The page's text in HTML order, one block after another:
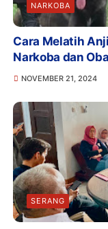
NARKOBA
Cara Melatih
Narkoba dan
NOVEMBER 21, 2024
SERANG